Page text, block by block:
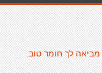
מביאה לך חומר טוב.